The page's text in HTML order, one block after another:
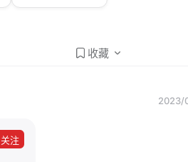
收藏
2023/
关注